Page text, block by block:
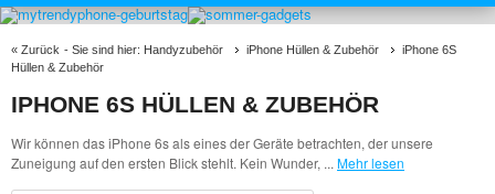
« Zurück - Sie sind hier: Handyzubehör iPhone Hüllen & Zubehör
iPhone 6S
Hüllen & Zubehör
IPHONE 6S HÜLLEN & ZUBEHÖR
Wir können das iPhone 6s als eines der Geräte betrachten, der unsere
Zuneigung auf den ersten Blick stehlt. Kein Wunder, ... Mehr lesen